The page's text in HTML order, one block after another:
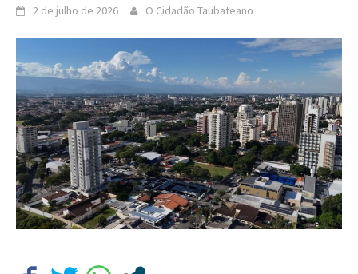
2 de julho de 2026 O Cidadão Taubateano